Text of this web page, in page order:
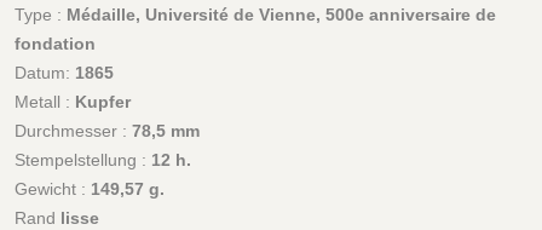
Type : Médaille, Université de Vienne, 500e anniversaire de
fondation
Datum: 1865
Metall : Kupfer
Durchmesser : 78,5 mm
Stempelstellung : 12 h.
Gewicht : 149,57 g.
Rand lisse